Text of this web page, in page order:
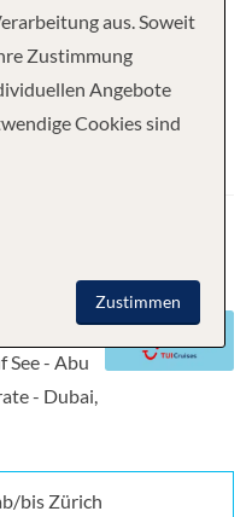
Schiff 4
-
-
See - Abu
- Dubai,
bis Zürich
aus. Soweit
Zustimmung
Angebote
Cookies sind
Zustimmen